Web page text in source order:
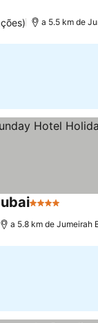
a 5.5 km de
4 Estrelas
a 5.8 km de Jumeirah